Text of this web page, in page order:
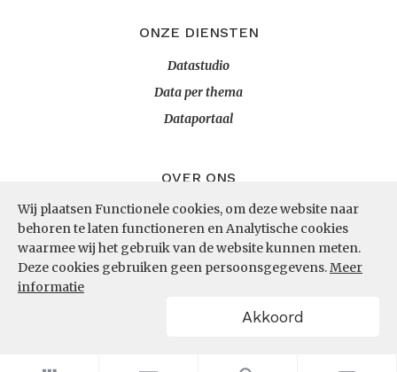
Wij plaatsen Functionele cookies, om deze website naar
behoren te laten functioneren en Analytische cookies
waarmee wij het gebruik van de website kunnen meten.
Deze cookies gebruiken geen persoonsgegevens.Meer
informatie
Akkoord
ONZE DIENSTEN
Datastudio
Data per thema
Dataportaal
OVER ONS
InZicht
Contact